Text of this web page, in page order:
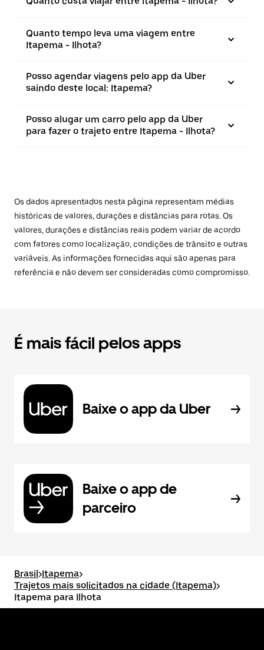
Quanto tempo leva uma viagem entre
Itapema - Ilhota?
Posso agendar viagens pelo app da Uber
saindo deste local: Itapema?
Posso alugar um carro pelo app da Uber
para fazer o trajeto entre Itapema - Ilhota?
Os dados apresentados nesta página representam médias
históricas de valores, durações e distâncias para rotas. Os
valores, durações e distâncias reais podem variar de acordo
com fatores como localização, condições de trânsito e outras
variáveis. As informações fornecidas aqui são apenas para
referência e não devem ser consideradas como compromisso.
É mais fácil pelos apps
Baixe o app da Uber
Baixe o app de
parceiro
Brasil>Itapema>
Trajetos mais solicitados na cidade (Itapema)>
Itapema para Ilhota